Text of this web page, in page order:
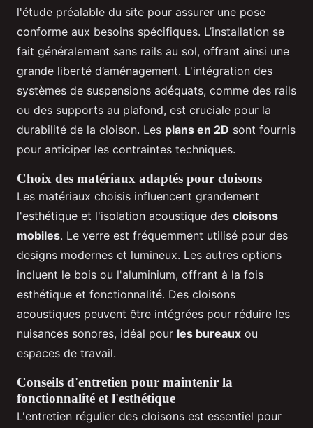
l'étude préalable du site pour assurer une pose
conforme aux besoins spécifiques. L’installation se
fait généralement sans rails au sol, offrant ainsi une
grande liberté d’aménagement. L'intégration des
systèmes de suspensions adéquats, comme des rails
ou des supports au plafond, est cruciale pour la
durabilité de la cloison. Les plans en 2D sont fournis
pour anticiper les contraintes techniques.
Choix des matériaux adaptés pour cloisons
Les matériaux choisis influencent grandement
l'esthétique et l'isolation acoustique des cloisons
mobiles. Le verre est fréquemment utilisé pour des
designs modernes et lumineux. Les autres options
incluent le bois ou l'aluminium, offrant à la fois
esthétique et fonctionnalité. Des cloisons
acoustiques peuvent être intégrées pour réduire les
nuisances sonores, idéal pour les bureaux ou
espaces de travail.
Conseils d'entretien pour maintenir la
fonctionnalité et l'esthétique
L'entretien régulier des cloisons est essentiel pour